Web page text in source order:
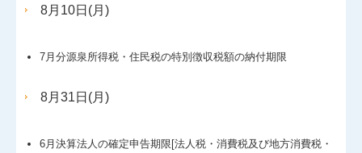
8月10日(月)
7月分源泉所得税・住民税の特別徴収税額の納付期限
8月31日(月)
6月決算法人の確定申告期限[法人税・消費税及び地方消費税・